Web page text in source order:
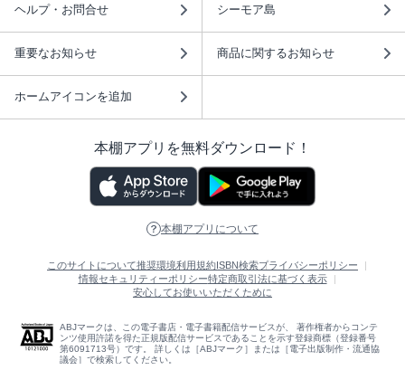
ヘルプ・お問合せ シーモア島
重要なお知らせ 商品に関するお知らせ
ホームアイコンを追加
本棚アプリを無料ダウンロード！
本棚アプリについて
このサイトについて推奨環境利用規約ISBN検索プライバシーポリシー
情報セキュリティーポリシー特定商取引法に基づく表示
安心してお使いいただくために
ABJマークは、この電子書店・電子書籍配信サービスが、 著作権者からコンテ
ンツ使用許諾を得た正規版配信サービスであることを示す登録商標（登録番号
第6091713号）です。 詳しくは［ABJマーク］または［電子出版制作・流通協
議会］で検索してください。